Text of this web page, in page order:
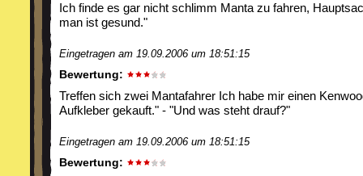
Ich finde es gar nicht schlimm Manta zu fahren,
man ist gesund."
Eingetragen am 19.09.2006 um 18:51:15
Bewertung:
Treffen sich zwei Mantafahrer Ich habe mir einen
Aufkleber gekauft." - "Und was steht drauf?"
Eingetragen am 19.09.2006 um 18:51:15
Bewertung: